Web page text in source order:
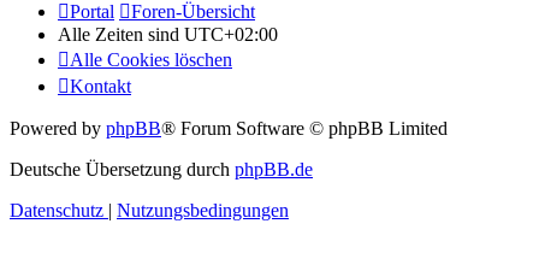
Portal
Foren-Übersicht
Alle Zeiten sind UTC+02:00
Alle Cookies löschen
Kontakt
Powered by phpBB® Forum Software © phpBB Limited
Deutsche Übersetzung durch phpBB.de
Datenschutz | Nutzungsbedingungen